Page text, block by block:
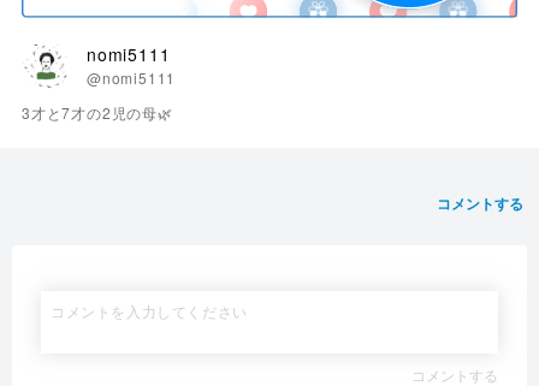
nomi5111
@nomi5111
3才と7才の2児の母🌿
コメントする
コメントする